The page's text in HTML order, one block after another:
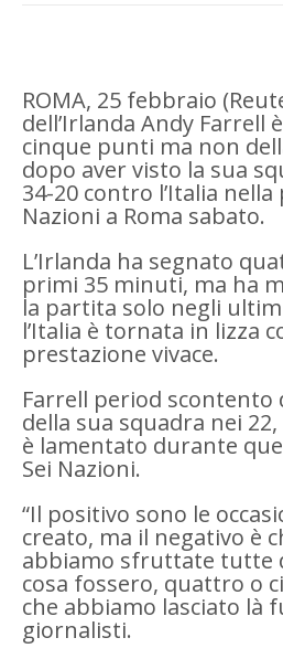
ROMA, 25 febbraio
dell’Irlanda Andy Farrell
cinque punti ma non
dopo aver visto la sua
34-20 contro l’Italia
Nazioni a Roma sabato.
L’Irlanda ha segnato
primi 35 minuti, ma ha
la partita solo negli
l’Italia è tornata in lizza
prestazione vivace.
Farrell period scontento
della sua squadra nei
è lamentato durante
Sei Nazioni.
“Il positivo sono le
creato, ma il negativo è
abbiamo sfruttate tutte
cosa fossero, quattro o
che abbiamo lasciato là
giornalisti.